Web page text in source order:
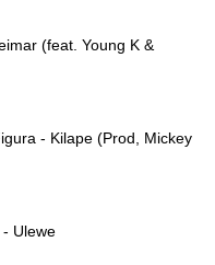
(feat. Young K &
- Kilape (Prod, Mickey
Ulewe